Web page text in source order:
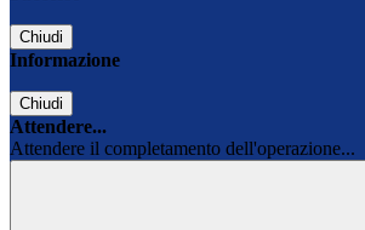
Chiudi
Informazione
Chiudi
Attendere...
Attendere il completamento dell'operazione...